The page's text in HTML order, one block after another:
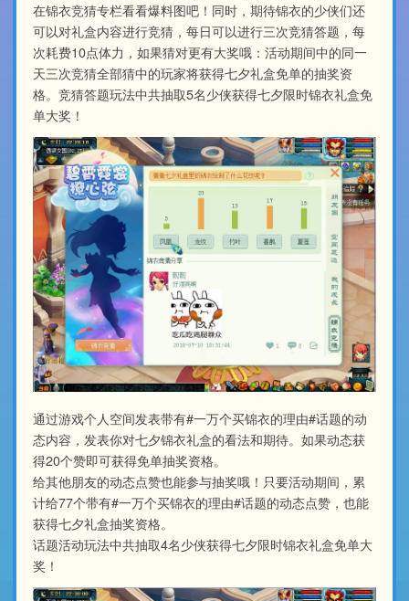
在锦衣竞猜专栏看看爆料图吧！同时，期待锦衣的少侠们还
可以对礼盒内容进行竞猜，每日可以进行三次竞猜答题，每
次耗费10点体力，如果猜对更有大奖哦：活动期间中的同一
天三次竞猜全部猜中的玩家将获得七夕礼盒免单的抽奖资
格。竞猜答题玩法中共抽取5名少侠获得七夕限时锦衣礼盒免
单大奖！
通过游戏个人空间发表带有#一万个买锦衣的理由#话题的动
态内容，发表你对七夕锦衣礼盒的看法和期待。如果动态获
得20个赞即可获得免单抽奖资格。
给其他朋友的动态点赞也能参与抽奖哦！只要活动期间，累
计给77个带有#一万个买锦衣的理由#话题的动态点赞，也能
获得七夕礼盒抽奖资格。
话题活动玩法中共抽取4名少侠获得七夕限时锦衣礼盒免单大
奖！